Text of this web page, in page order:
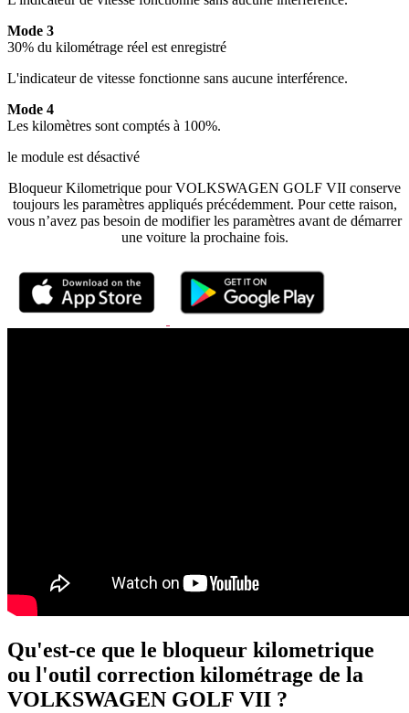
Mode 3
30% du kilométrage réel est enregistré
L'indicateur de vitesse fonctionne sans aucune interférence.
Mode 4
Les kilomètres sont comptés à 100%.
le module est désactivé
Bloqueur Kilometrique pour VOLKSWAGEN GOLF VII conserve
toujours les paramètres appliqués précédemment. Pour cette raison,
vous n’avez pas besoin de modifier les paramètres avant de démarrer
une voiture la prochaine fois.
Qu'est-ce que le bloqueur kilometrique
ou l'outil correction kilométrage de la
VOLKSWAGEN GOLF VII ?